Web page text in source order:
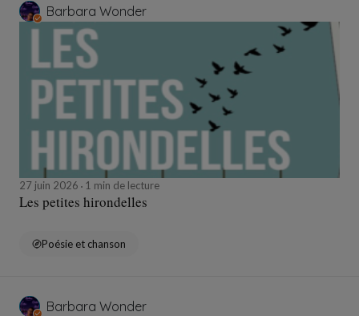
Barbara Wonder
27 juin 2026 1 min de lecture
Les petites hirondelles
Poésie et chanson
Barbara Wonder